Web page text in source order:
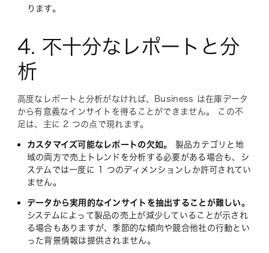
ります。
4. 不十分なレポートと分
析
高度なレポートと分析がなければ、Business は在庫データ
から有意義なインサイトを得ることができません。 この不
足は、主に 2 つの点で現れます。
カスタマイズ可能なレポートの欠如。
製品カテゴリと地
域の両方で売上トレンドを分析する必要がある場合も、シ
ステムでは一度に 1 つのディメンションしか許可されてい
ません。
データから実用的なインサイトを抽出することが難しい。
システムによって製品の売上が減少していることが示され
る場合もありますが、季節的な傾向や競合他社の行動とい
った背景情報は提供されません。